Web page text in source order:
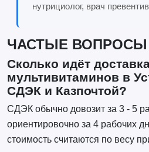
нутрициолог, врач
ЧАСТЫЕ ВОПРОСЫ
Сколько идёт доставка
мультивитаминов в
СДЭК и Казпочтой?
СДЭК обычно довозит за 3 - 5
ориентировочно за 4 рабочих
стоимость считаются по весу